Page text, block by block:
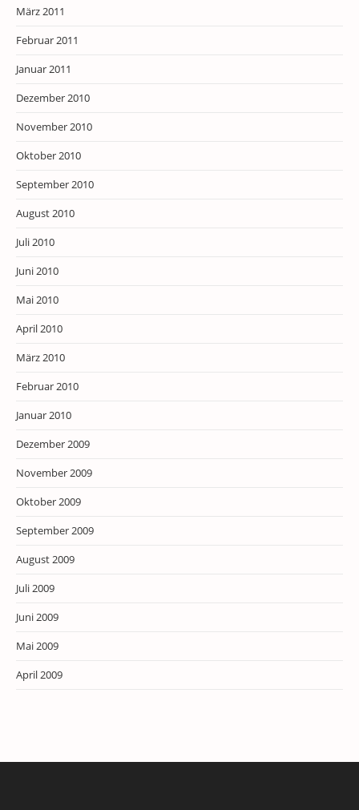
März 2011
Februar 2011
Januar 2011
Dezember 2010
November 2010
Oktober 2010
September 2010
August 2010
Juli 2010
Juni 2010
Mai 2010
April 2010
März 2010
Februar 2010
Januar 2010
Dezember 2009
November 2009
Oktober 2009
September 2009
August 2009
Juli 2009
Juni 2009
Mai 2009
April 2009